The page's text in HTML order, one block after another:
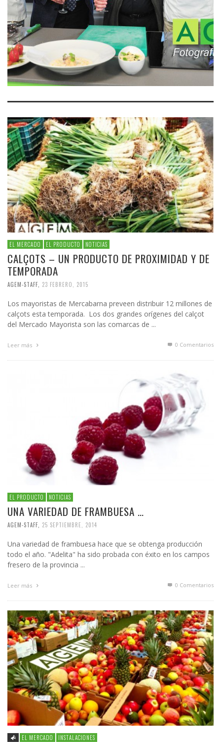
EL MERCADO EL PRODUCTO NOTICIAS
CALÇOTS – UN PRODUCTO DE PROXIMIDAD Y DE
TEMPORADA
AGEM-STAFF 23 FEBRERO, 2015
Los mayoristas de Mercabarna preveen distribuir 12 millones de
calçots esta temporada. Los dos grandes orígenes del calçot
del Mercado Mayorista son las comarcas de ...
Leer más 0 Comentarios
EL PRODUCTO NOTICIAS
UNA VARIEDAD DE FRAMBUESA …
AGEM-STAFF 25 SEPTIEMBRE, 2014
Una variedad de frambuesa hace que se obtenga producción
todo el año. "Adelita" ha sido probada con éxito en los campos
fresero de la provincia ...
Leer más 0 Comentarios
EL MERCADO INSTALACIONES